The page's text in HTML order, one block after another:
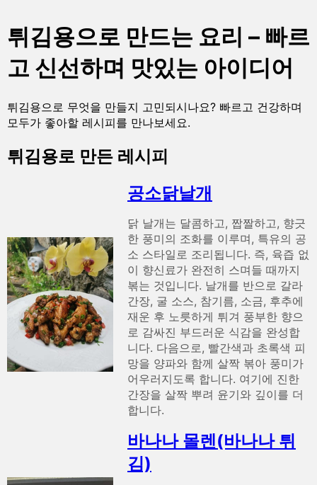
튀김용으로 만드는 요리 – 빠르
고 신선하며 맛있는 아이디어
튀김용으로 무엇을 만들지 고민되시나요? 빠르고 건강하며
모두가 좋아할 레시피를 만나보세요.
튀김용로 만든 레시피
공소닭날개
닭 날개는 달콤하고, 짭짤하고, 향긋
한 풍미의 조화를 이루며, 특유의 공
소 스타일로 조리됩니다. 즉, 육즙 없
이 향신료가 완전히 스며들 때까지
볶는 것입니다. 날개를 반으로 갈라
간장, 굴 소스, 참기름, 소금, 후추에
재운 후 노릇하게 튀겨 풍부한 향으
로 감싸진 부드러운 식감을 완성합
니다. 다음으로, 빨간색과 초록색 피
망을 양파와 함께 살짝 볶아 풍미가
어우러지도록 합니다. 여기에 진한
간장을 살짝 뿌려 윤기와 깊이를 더
합니다.
바나나 몰렌(바나나 튀
김)